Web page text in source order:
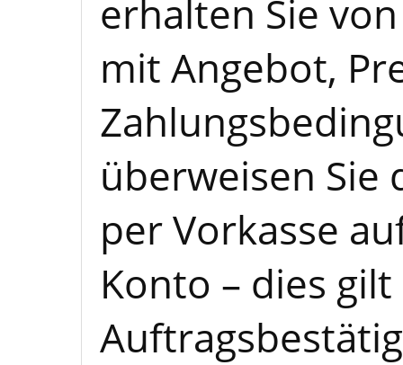
erhalten Sie
mit Angebot,
überweisen Sie
per Vorkasse
Konto – dies gilt